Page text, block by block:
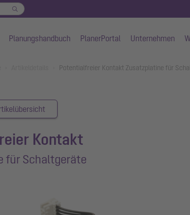
Planungshandbuch PlanerPortal Unternehmen
Potentialfreier Kontakt Zusatzplatine für
Kontakt
für Schaltgeräte